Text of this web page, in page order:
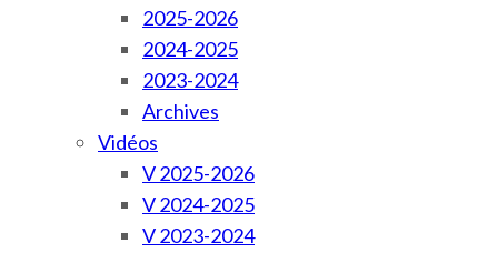
2025-2026
2024-2025
2023-2024
Archives
Vidéos
V 2025-2026
V 2024-2025
V 2023-2024